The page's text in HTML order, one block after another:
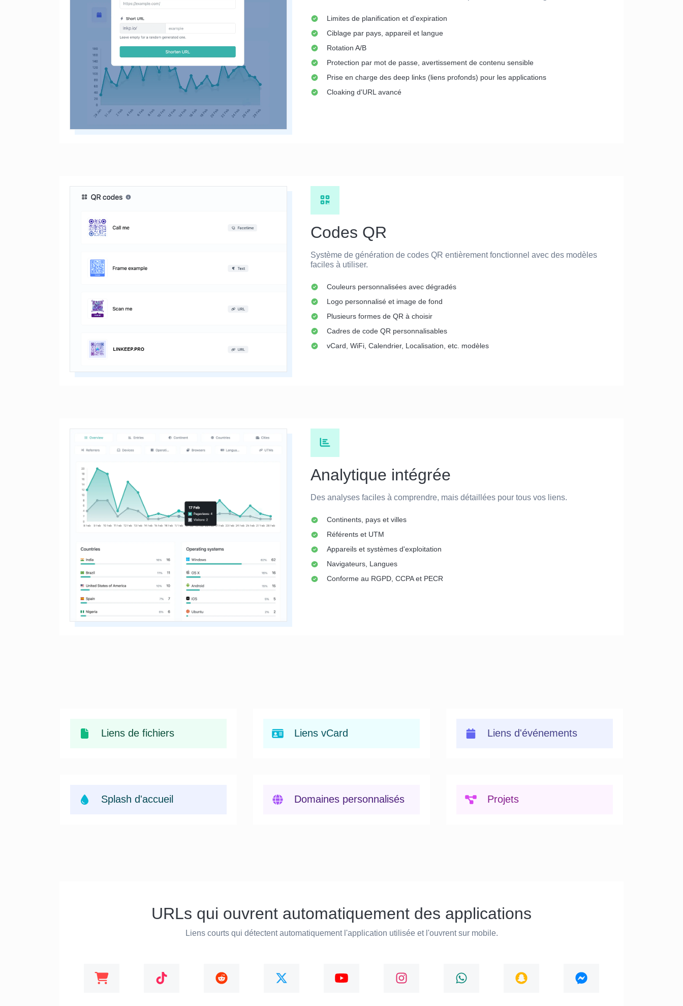
Limites de planification et d'expiration
Ciblage par pays, appareil et langue
Rotation A/B
Protection par mot de passe, avertissement de contenu sensible
Prise en charge des deep links (liens profonds) pour les applications
Cloaking d'URL avancé
Codes QR
Système de génération de codes QR entièrement fonctionnel avec des modèles
faciles à utiliser.
Couleurs personnalisées avec dégradés
Logo personnalisé et image de fond
Plusieurs formes de QR à choisir
Cadres de code QR personnalisables
vCard, WiFi, Calendrier, Localisation, etc. modèles
Analytique intégrée
Des analyses faciles à comprendre, mais détaillées pour tous vos liens.
Continents, pays et villes
Référents et UTM
Appareils et systèmes d'exploitation
Navigateurs, Langues
Conforme au RGPD, CCPA et PECR
Liens de fichiers Liens vCard Liens d'événements
Splash d'accueil Domaines personnalisés Projets
URLs qui ouvrent automatiquement des applications
Liens courts qui détectent automatiquement l'application utilisée et l'ouvrent sur mobile.